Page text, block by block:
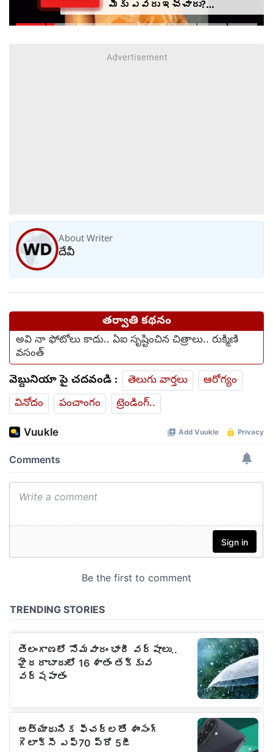
మీకు ఎవరు ఇచ్చారు?
ఉదయనిధికి ఖుష్బూ ప్రశ్న
About Writer
దేవీ
తర్వాతి కథనం
అవి నా ఫోటోలు కాదు.. ఏఐ సృష్టించిన చిత్రాలు.. రుక్మిణి
వసంత్
వెబ్దునియా పై చదవండి : తెలుగు వార్తలు
ఆరోగ్యం
వినోదం
పంచాంగం ట్రెండింగ్..